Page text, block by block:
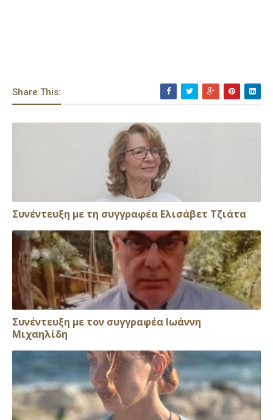
Share This:
Συνέντευξη με τη συγγραφέα Ελισάβετ Τζιάτα
Συνέντευξη με τον συγγραφέα Ιωάννη
Μιχαηλίδη